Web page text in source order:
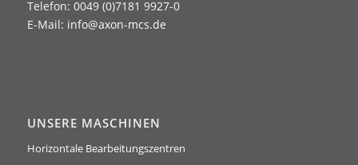
Telefon: 0049 (0)7181 9927-0
E-Mail: info@axon-mcs.de
UNSERE MASCHINEN
Horizontale Bearbeitungszentren